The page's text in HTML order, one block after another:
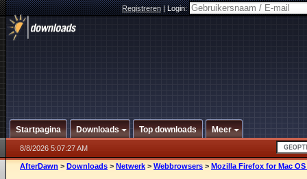
Registreren|Login:
Startpagina Downloads Top downloads Meer
8/8/2026 5:07:27 AM
AfterDawn > Downloads > Netwerk > Webbrowsers > Mozilla Firefox for Mac OS